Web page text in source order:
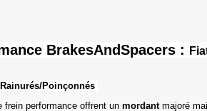
BrakesAndSpacers :
Poinçonnés
frein performance offrent un mordant majoré